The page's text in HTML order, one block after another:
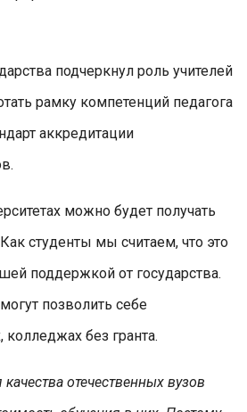
подчеркнул роль учителей
рамку компетенций педагога
аккредитации
можно будет получать
студенты мы считаем, что это
поддержкой от государства.
позволить себе
колледжах без гранта.
отечественных вузов